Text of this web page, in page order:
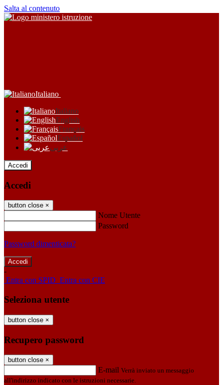
Salta al contenuto
Italiano
Italiano
English
Français
Español
عربى
Accedi
Accedi
button close ×
Nome Utente
Password
Password dimenticata?
-
Entra con SPID Entra con CIE
Seleziona utente
button close ×
Recupero password
button close ×
E-mail Verrà inviato un messaggio
all'indirizzo indicato con le istruzioni necessarie.